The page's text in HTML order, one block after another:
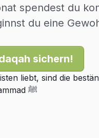
spendest du
du eine
sichern!
liebt, sind die
sie klein sind.“ – Prophet Muhammad ﷺ